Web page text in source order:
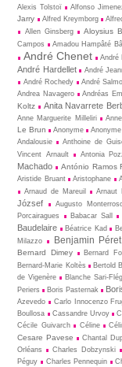
Alexis Tolstoï
Alfonso
Jarry
Alfred Kreymborg
Allen Ginsberg
Aloysius
Campos
Amadou Hampâté Bâ
André Chenet André
André Hardellet André
André Rochedy André
Andrea Navagero
Andréas
Koltz
Anita Navarrete
Anne Marguerite Milleliri
Le Brun
Anonyme
Andalousie
Anthoine de
Vincent Arnault
Antonia
Machado
António Ramos
Aristide Bruant
Aristophane
Arnaud de Mareuil
Arnaut
József
Augusto
Porcairagues
Babacar Sall
Baudelaire Béatrice Kad
Milazzo
Benjamin Péret
Bernard Dimey Bernard
Bernard-Marie Koltès
Bertold
de Vigenère
Blanche Sari-
Periers
Boris Pasternak
Azevedo
Carlo Innocenzo
Boullosa
Cassandre Urvoy
Cécile Guivarch
Céline
Cesare Pavese Chantal
Orléans
Charles Dobzynski
Péguy
Charles Pennequin